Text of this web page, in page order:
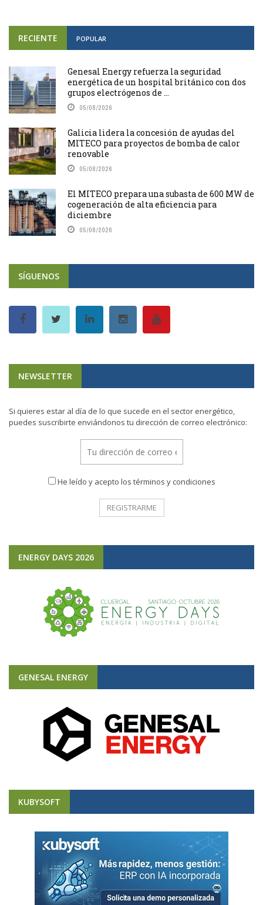
RECIENTE POPULAR
Genesal Energy refuerza la seguridad
energética de un hospital británico con dos
grupos electrógenos de ...
05/08/2026
Galicia lidera la concesión de ayudas del
MITECO para proyectos de bomba de calor
renovable
05/08/2026
El MITECO prepara una subasta de 600 MW de
cogeneración de alta eficiencia para
diciembre
05/08/2026
SÍGUENOS
NEWSLETTER
Si quieres estar al día de lo que sucede en el sector energético,
puedes suscribirte enviándonos tu dirección de correo electrónico:
He leído y acepto los términos y condiciones
ENERGY DAYS 2026
GENESAL ENERGY
KUBYSOFT